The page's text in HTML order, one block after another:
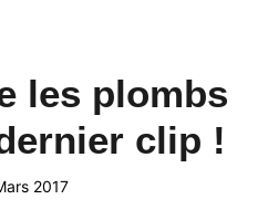
les plombs
clip !
2017